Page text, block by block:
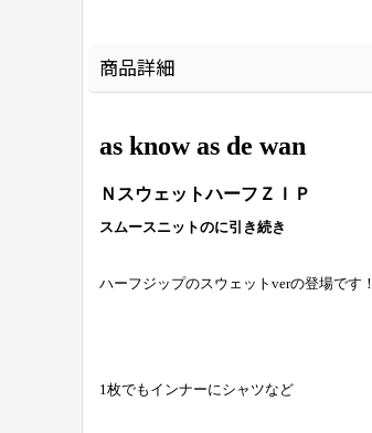
商品詳細
as know as de wan
ＮスウェットハーフＺＩＰ
スムースニットのに引き続き
ハーフジップのスウェットverの登場です！
1枚でもインナーにシャツなど